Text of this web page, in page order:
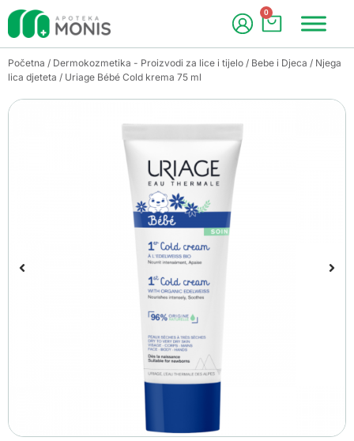
0
Početna / Dermokozmetika - Proizvodi za lice i tijelo / Bebe i Djeca / Njega
lica djeteta / Uriage Bébé Cold krema 75 ml